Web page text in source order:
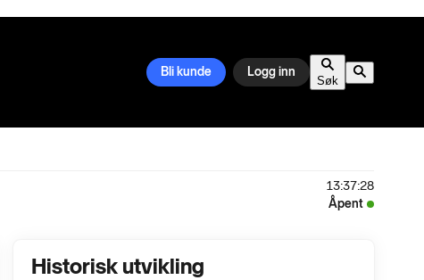
Bli kunde Logg inn
Søk
13:37:28
Åpent
Historisk utvikling